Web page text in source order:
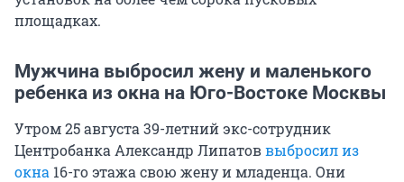
площадках.
Мужчина выбросил жену и маленького
ребенка из окна на Юго-Востоке Москвы
Утром 25 августа 39-летний экс-сотрудник
Центробанка Александр Липатоввыбросил из
окна 16-го этажа свою жену и младенца. Они